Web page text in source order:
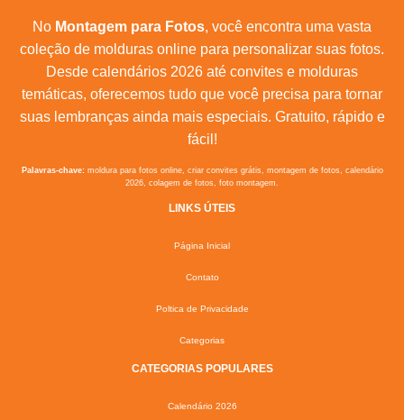
No Montagem para Fotos, você encontra uma vasta
coleção de molduras online para personalizar suas fotos.
Desde calendários 2026 até convites e molduras
temáticas, oferecemos tudo que você precisa para tornar
suas lembranças ainda mais especiais. Gratuito, rápido e
fácil!
Palavras-chave:moldura para fotos online, criar convites grátis, montagem de fotos, calendário
2026, colagem de fotos, foto montagem.
LINKS ÚTEIS
Página Inicial
Contato
Poltica de Privacidade
Categorias
CATEGORIAS POPULARES
Calendário 2026